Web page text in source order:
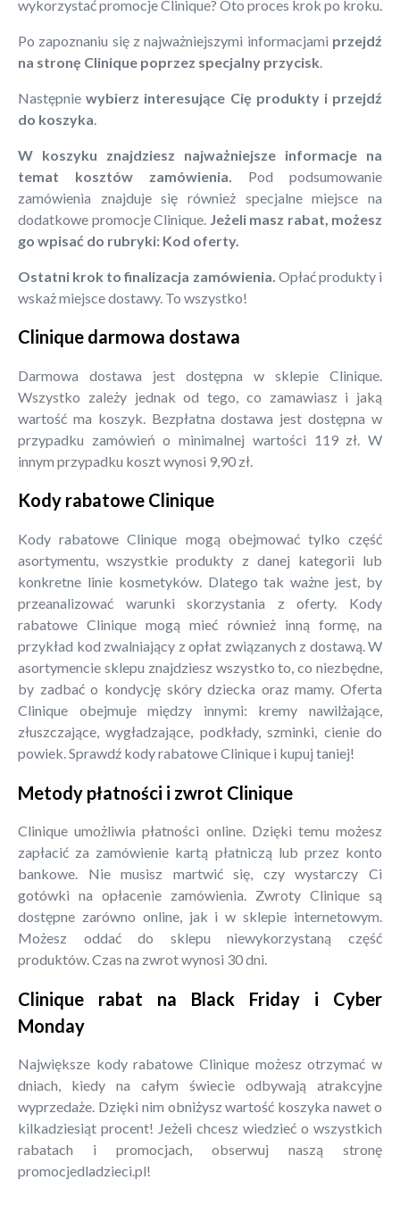
wykorzystać promocje Clinique? Oto proces krok po kroku.
Po zapoznaniu się z najważniejszymi informacjami przejdź
na stronę Clinique poprzez specjalny przycisk
Następniewybierz interesujące Cię produkty i przejdź
do koszyka
W koszyku znajdziesz najważniejsze informacje na
temat kosztów zamówienia.
Pod podsumowanie
zamówienia znajduje się również specjalne miejsce na
dodatkowe promocje Clinique. Jeżeli masz rabat, możesz
go wpisać do rubryki: Kod oferty.
Ostatni krok to finalizacja zamówienia. Opłać produkty i
wskaż miejsce dostawy. To wszystko!
Clinique darmowa dostawa
Darmowa dostawa jest dostępna w sklepie Clinique.
Wszystko zależy jednak od tego, co zamawiasz i jaką
wartość ma koszyk. Bezpłatna dostawa jest dostępna w
przypadku zamówień o minimalnej wartości 119 zł. W
innym przypadku koszt wynosi 9,90 zł.
Kody rabatowe Clinique
Kody rabatowe Clinique mogą obejmować tylko część
asortymentu, wszystkie produkty z danej kategorii lub
konkretne linie kosmetyków. Dlatego tak ważne jest, by
przeanalizować warunki skorzystania z oferty. Kody
rabatowe Clinique mogą mieć również inną formę, na
przykład kod zwalniający z opłat związanych z dostawą. W
asortymencie sklepu znajdziesz wszystko to, co niezbędne,
by zadbać o kondycję skóry dziecka oraz mamy. Oferta
Clinique obejmuje między innymi: kremy nawilżające,
złuszczające, wygładzające, podkłady, szminki, cienie do
powiek. Sprawdź kody rabatowe Clinique i kupuj taniej!
Metody płatności i zwrot Clinique
Clinique umożliwia płatności online. Dzięki temu możesz
zapłacić za zamówienie kartą płatniczą lub przez konto
bankowe. Nie musisz martwić się, czy wystarczy Ci
gotówki na opłacenie zamówienia. Zwroty Clinique są
dostępne zarówno online, jak i w sklepie internetowym.
Możesz oddać do sklepu niewykorzystaną część
produktów. Czas na zwrot wynosi 30 dni.
Clinique rabat na Black Friday i Cyber
Monday
Największe kody rabatowe Clinique możesz otrzymać w
dniach, kiedy na całym świecie odbywają atrakcyjne
wyprzedaże. Dzięki nim obniżysz wartość koszyka nawet o
kilkadziesiąt procent! Jeżeli chcesz wiedzieć o wszystkich
rabatach i promocjach, obserwuj naszą stronę
promocjedladzieci.pl!